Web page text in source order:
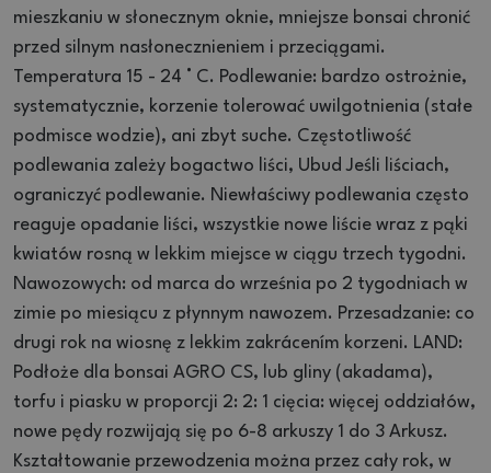
mieszkaniu w słonecznym oknie, mniejsze bonsai chronić
przed silnym nasłonecznieniem i przeciągami.
Temperatura 15 - 24 ° C. Podlewanie: bardzo ostrożnie,
systematycznie, korzenie tolerować uwilgotnienia (stałe
podmisce wodzie), ani zbyt suche. Częstotliwość
podlewania zależy bogactwo liści, Ubud Jeśli liściach,
ograniczyć podlewanie. Niewłaściwy podlewania często
reaguje opadanie liści, wszystkie nowe liście wraz z pąki
kwiatów rosną w lekkim miejsce w ciągu trzech tygodni.
Nawozowych: od marca do września po 2 tygodniach w
zimie po miesiącu z płynnym nawozem. Przesadzanie: co
drugi rok na wiosnę z lekkim zakrácením korzeni. LAND:
Podłoże dla bonsai AGRO CS, lub gliny (akadama),
torfu i piasku w proporcji 2: 2: 1 cięcia: więcej oddziałów,
nowe pędy rozwijają się po 6-8 arkuszy 1 do 3 Arkusz.
Kształtowanie przewodzenia można przez cały rok, w